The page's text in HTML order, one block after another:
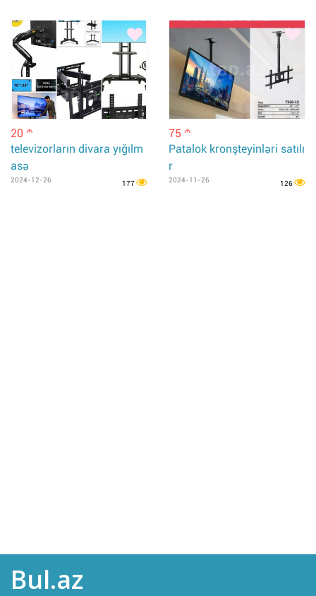
20 m
televizorların divara yığılm
asə
2024-12-26 177
75 m
Patalok kronşteyinləri satılı
r
2024-11-26 126
Bul.az